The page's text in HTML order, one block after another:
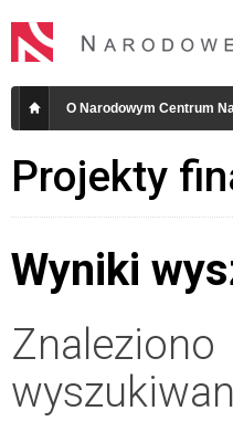
O Narodowym Centrum
Projekty
Wyniki